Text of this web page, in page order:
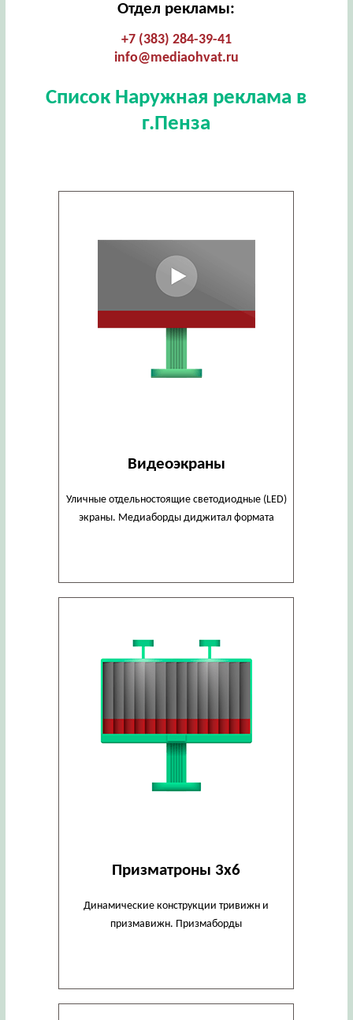
Отдел рекламы:
+7 (383) 284-39-41
info@mediaohvat.ru
Список Наружная реклама в
г.Пенза
Видеоэкраны
Уличные отдельностоящие светодиодные (LED)
экраны. Медиаборды диджитал формата
Призматроны 3х6
Динамические конструкции тривижн и
призмавижн. Призмаборды